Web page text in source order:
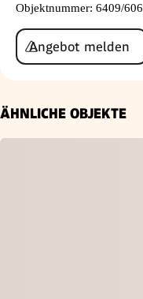
Objektnummer: 6409/606
Angebot melden
ÄHNLICHE OBJEKTE